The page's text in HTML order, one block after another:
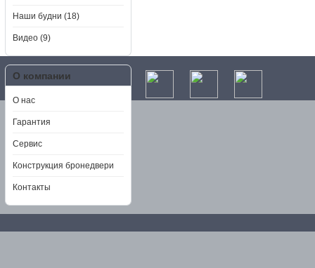
Наши будни (18)
Видео (9)
О компании
О нас
Гарантия
Сервис
Конструкция бронедвери
Контакты